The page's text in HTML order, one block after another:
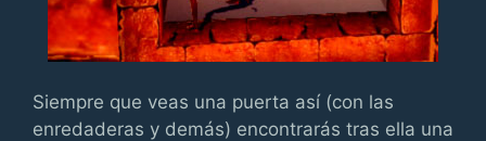
Siempre que veas una puerta así (con las
enredaderas y demás) encontrarás tras ella una